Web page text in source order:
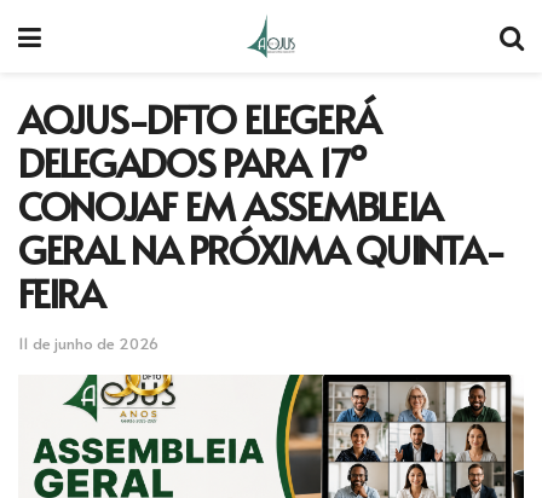
AOJUS-DFTO ELEGERÁ
DELEGADOS PARA 17º
CONOJAF EM ASSEMBLEIA
GERAL NA PRÓXIMA QUINTA-
FEIRA
11 de junho de 2026